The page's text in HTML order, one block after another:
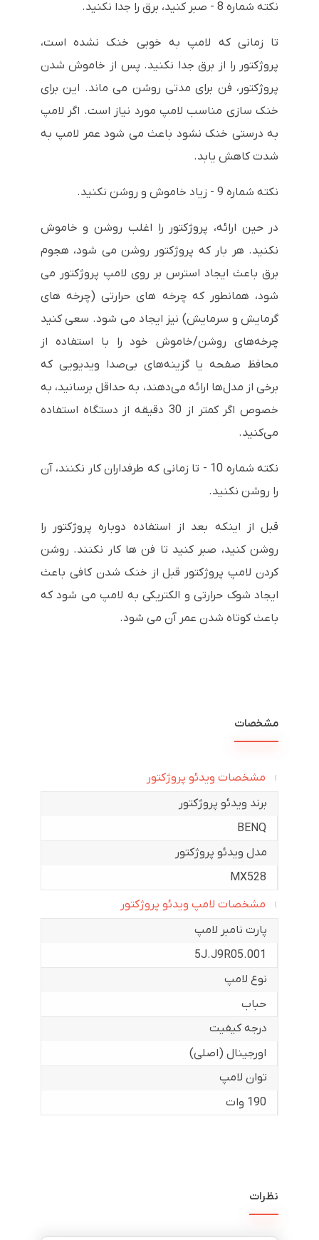
نکته شماره 8 - صبر کنید، برق را جدا نکنید.
تا زمانی که لامپ به خوبی خنک نشده است،
پروژکتور را از برق جدا نکنید. پس از خاموش شدن
پروژکتور، فن برای مدتی روشن می ماند. این برای
خنک سازی مناسب لامپ مورد نیاز است. اگر لامپ
به درستی خنک نشود باعث می شود عمر لامپ به
شدت کاهش یابد.
نکته شماره 9 - زیاد خاموش و روشن نکنید.
در حین ارائه، پروژکتور را اغلب روشن و خاموش
نکنید. هر بار که پروژکتور روشن می شود، هجوم
برق باعث ایجاد استرس بر روی لامپ پروژکتور می
شود، همانطور که چرخه های حرارتی (چرخه های
گرمایش و سرمایش) نیز ایجاد می شود. سعی کنید
چرخه‌های روشن/خاموش خود را با استفاده از
محافظ صفحه یا گزینه‌های بی‌صدا ویدیویی که
برخی از مدل‌ها ارائه می‌دهند، به حداقل برسانید، به
خصوص اگر کمتر از 30 دقیقه از دستگاه استفاده
می‌کنید.
نکته شماره 10 - تا زمانی که طرفداران کار نکنند، آن
را روشن نکنید.
قبل از اینکه بعد از استفاده دوباره پروژکتور را
روشن کنید، صبر کنید تا فن ها کار نکنند. روشن
کردن لامپ پروژکتور قبل از خنک شدن کافی باعث
ایجاد شوک حرارتی و الکتریکی به لامپ می شود که
باعث کوتاه شدن عمر آن می شود.
مشخصات
مشخصات ویدئو پروژکتور
برند ویدئو پروژکتور
BENQ
مدل ویدئو پروژکتور
MX528
مشخصات لامپ ویدئو پروژکتور
پارت نامبر لامپ
5J.J9R05.001
نوع لامپ
حباب
درجه کیفیت
اورجینال (اصلی)
توان لامپ
190 وات
نظرات